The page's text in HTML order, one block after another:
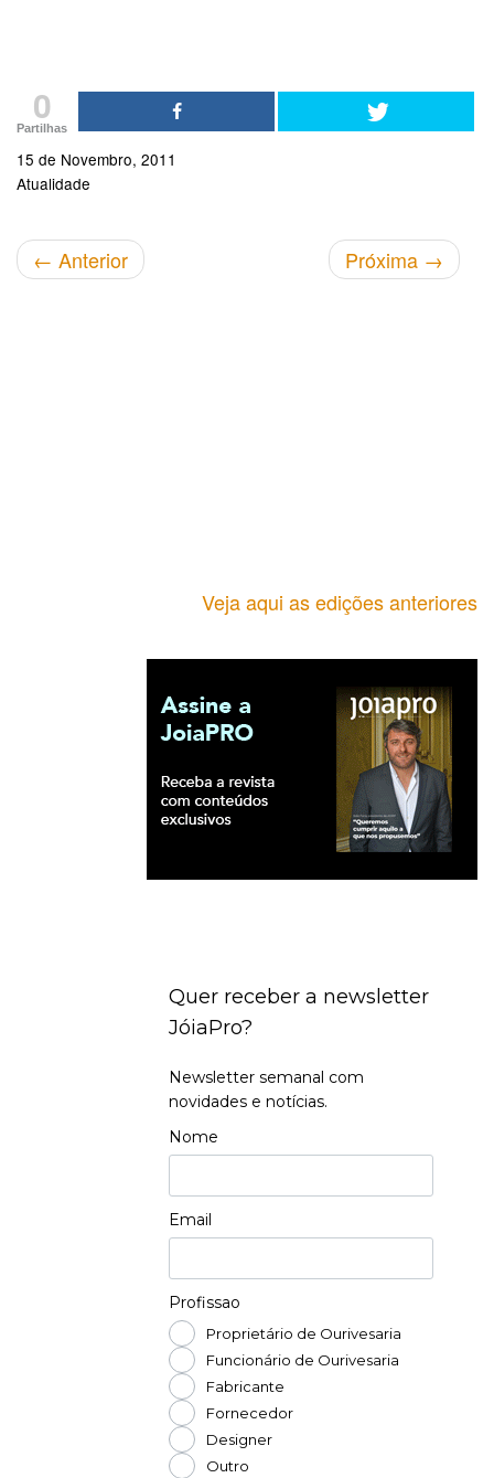
0
Partilhas
15 de Novembro, 2011
Atualidade
← Anterior Próxima →
Veja aqui as edições anteriores